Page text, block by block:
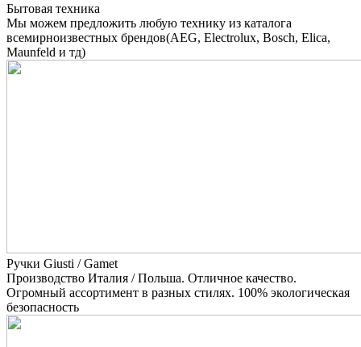
Бытовая техника
Мы можем предложить любую технику из каталога
всемирноизвестных брендов(AEG, Electrolux, Bosch, Elica,
Maunfeld и тд)
Ручки Giusti / Gamet
Производство Италия / Польша. Отличное качество.
Огромный ассортимент в разных стилях. 100% экологическая
безопасность